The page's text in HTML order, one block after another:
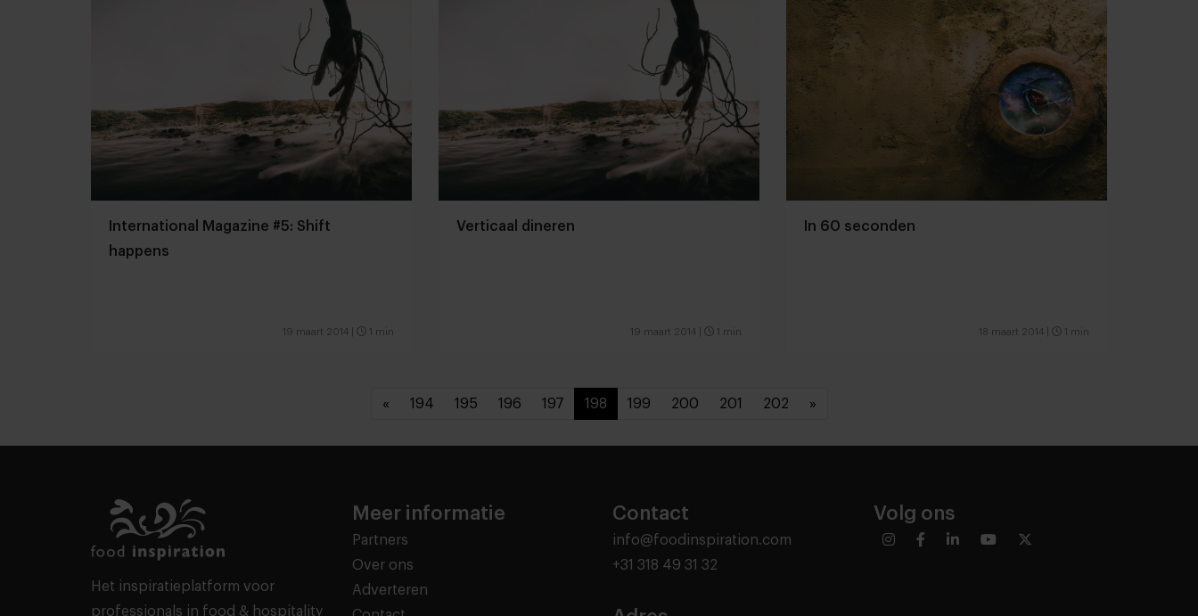
International Magazine #5: Shift
happens
19 maart 2014 1 min
Verticaal dineren
19 maart 2014 1 min
In 60 seconden
18 maart 2014 1 min
« 194 195 196 197 198 199 200 201 202 »
Het inspiratieplatform voor
professionals in food & hospitality
Meer informatie
Partners
Over ons
Adverteren
Contact
info@foodinspiration.com
+31 318 49 31 32
Volg ons